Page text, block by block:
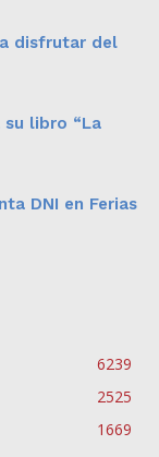
disfrutar del
su libro “La
DNI en Ferias
6239
2525
1669